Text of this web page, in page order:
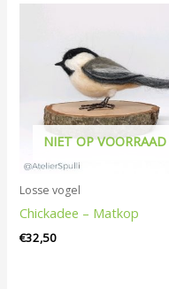
NIET OP VOORRAAD
Losse vogel
Chickadee – Matkop
€32,50